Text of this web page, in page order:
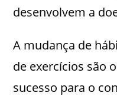
desenvolvem a
A mudança de
de exercícios são
sucesso para o